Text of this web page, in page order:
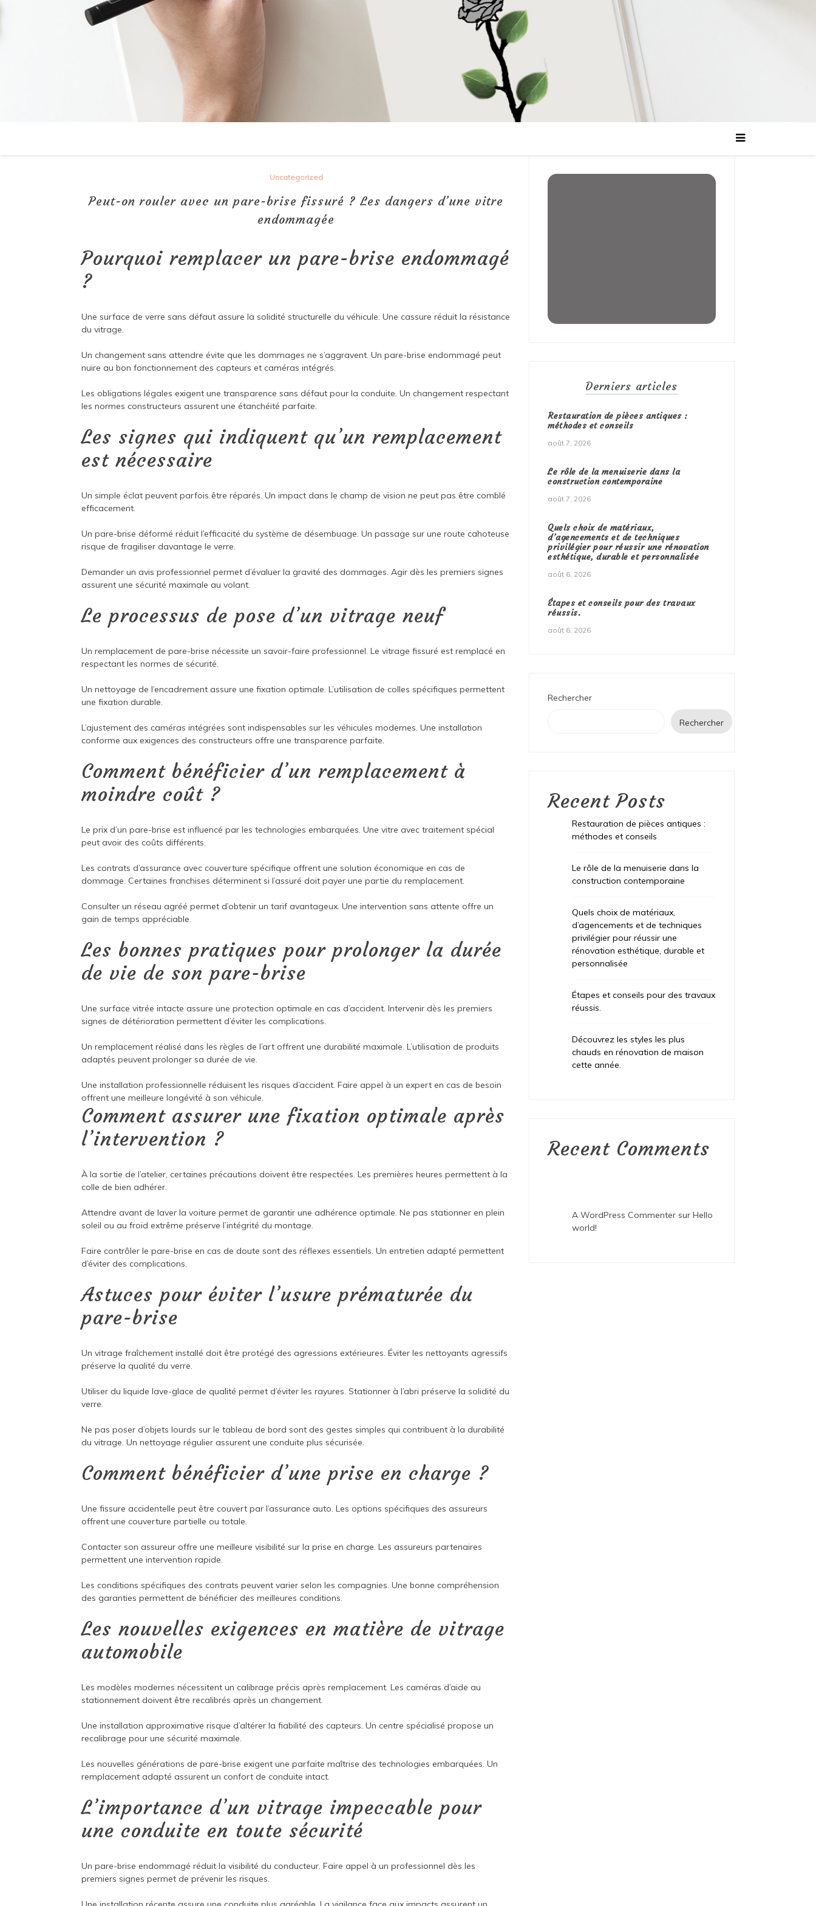
Uncategorized
Peut-on rouler avec un pare-brise fissuré ? Les dangers d’une vitre
endommagée
Pourquoi remplacer un pare-brise endommagé
?
Une surface de verre sans défaut assure la solidité structurelle du véhicule. Une cassure réduit la résistance
du vitrage.
Un changement sans attendre évite que les dommages ne s’aggravent. Un pare-brise endommagé peut
nuire au bon fonctionnement des capteurs et caméras intégrés.
Les obligations légales exigent une transparence sans défaut pour la conduite. Un changement respectant
les normes constructeurs assurent une étanchéité parfaite.
Les signes qui indiquent qu’un remplacement
est nécessaire
Un simple éclat peuvent parfois être réparés. Un impact dans le champ de vision ne peut pas être comblé
efficacement.
Un pare-brise déformé réduit l’efficacité du système de désembuage. Un passage sur une route cahoteuse
risque de fragiliser davantage le verre.
Demander un avis professionnel permet d’évaluer la gravité des dommages. Agir dès les premiers signes
assurent une sécurité maximale au volant.
Le processus de pose d’un vitrage neuf
Un remplacement de pare-brise nécessite un savoir-faire professionnel. Le vitrage fissuré est remplacé en
respectant les normes de sécurité.
Un nettoyage de l’encadrement assure une fixation optimale. L’utilisation de colles spécifiques permettent
une fixation durable.
L’ajustement des caméras intégrées sont indispensables sur les véhicules modernes. Une installation
conforme aux exigences des constructeurs offre une transparence parfaite.
Comment bénéficier d’un remplacement à
moindre coût ?
Le prix d’un pare-brise est influencé par les technologies embarquées. Une vitre avec traitement spécial
peut avoir des coûts différents.
Les contrats d’assurance avec couverture spécifique offrent une solution économique en cas de
dommage. Certaines franchises déterminent si l’assuré doit payer une partie du remplacement.
Consulter un réseau agréé permet d’obtenir un tarif avantageux. Une intervention sans attente offre un
gain de temps appréciable.
Les bonnes pratiques pour prolonger la durée
de vie de son pare-brise
Une surface vitrée intacte assure une protection optimale en cas d’accident. Intervenir dès les premiers
signes de détérioration permettent d’éviter les complications.
Un remplacement réalisé dans les règles de l’art offrent une durabilité maximale. L’utilisation de produits
adaptés peuvent prolonger sa durée de vie.
Une installation professionnelle réduisent les risques d’accident. Faire appel à un expert en cas de besoin
offrent une meilleure longévité à son véhicule.
Comment assurer une fixation optimale après
l’intervention ?
À la sortie de l’atelier, certaines précautions doivent être respectées. Les premières heures permettent à la
colle de bien adhérer.
Attendre avant de laver la voiture permet de garantir une adhérence optimale. Ne pas stationner en plein
soleil ou au froid extrême préserve l’intégrité du montage.
Faire contrôler le pare-brise en cas de doute sont des réflexes essentiels. Un entretien adapté permettent
d’éviter des complications.
Astuces pour éviter l’usure prématurée du
pare-brise
Un vitrage fraîchement installé doit être protégé des agressions extérieures. Éviter les nettoyants agressifs
préserve la qualité du verre.
Utiliser du liquide lave-glace de qualité permet d’éviter les rayures. Stationner à l’abri préserve la solidité du
verre.
Ne pas poser d’objets lourds sur le tableau de bord sont des gestes simples qui contribuent à la durabilité
du vitrage. Un nettoyage régulier assurent une conduite plus sécurisée.
Comment bénéficier d’une prise en charge ?
Une fissure accidentelle peut être couvert par l’assurance auto. Les options spécifiques des assureurs
offrent une couverture partielle ou totale.
Contacter son assureur offre une meilleure visibilité sur la prise en charge. Les assureurs partenaires
permettent une intervention rapide.
Les conditions spécifiques des contrats peuvent varier selon les compagnies. Une bonne compréhension
des garanties permettent de bénéficier des meilleures conditions.
Les nouvelles exigences en matière de vitrage
automobile
Les modèles modernes nécessitent un calibrage précis après remplacement. Les caméras d’aide au
stationnement doivent être recalibrés après un changement.
Une installation approximative risque d’altérer la fiabilité des capteurs. Un centre spécialisé propose un
recalibrage pour une sécurité maximale.
Les nouvelles générations de pare-brise exigent une parfaite maîtrise des technologies embarquées. Un
remplacement adapté assurent un confort de conduite intact.
L’importance d’un vitrage impeccable pour
une conduite en toute sécurité
Un pare-brise endommagé réduit la visibilité du conducteur. Faire appel à un professionnel dès les
premiers signes permet de prévenir les risques.
Derniers articles
Restauration de pièces antiques :
méthodes et conseils
août 7, 2026
Le rôle de la menuiserie dans la
construction contemporaine
août 7, 2026
Quels choix de matériaux,
d’agencements et de techniques
privilégier pour réussir une rénovation
esthétique, durable et personnalisée
août 6, 2026
Étapes et conseils pour des travaux
réussis.
août 6, 2026
Rechercher
Rechercher
Recent Posts
Restauration de pièces antiques :
méthodes et conseils
Le rôle de la menuiserie dans la
construction contemporaine
Quels choix de matériaux,
d’agencements et de techniques
privilégier pour réussir une
rénovation esthétique, durable et
personnalisée
Étapes et conseils pour des travaux
réussis.
Découvrez les styles les plus
chauds en rénovation de maison
cette année.
Recent Comments
A WordPress Commenter surHello
world!